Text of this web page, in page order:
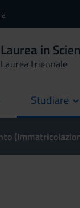
Laurea in
Laurea triennale
Studiare